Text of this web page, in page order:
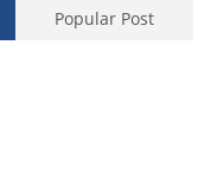
Popular Post